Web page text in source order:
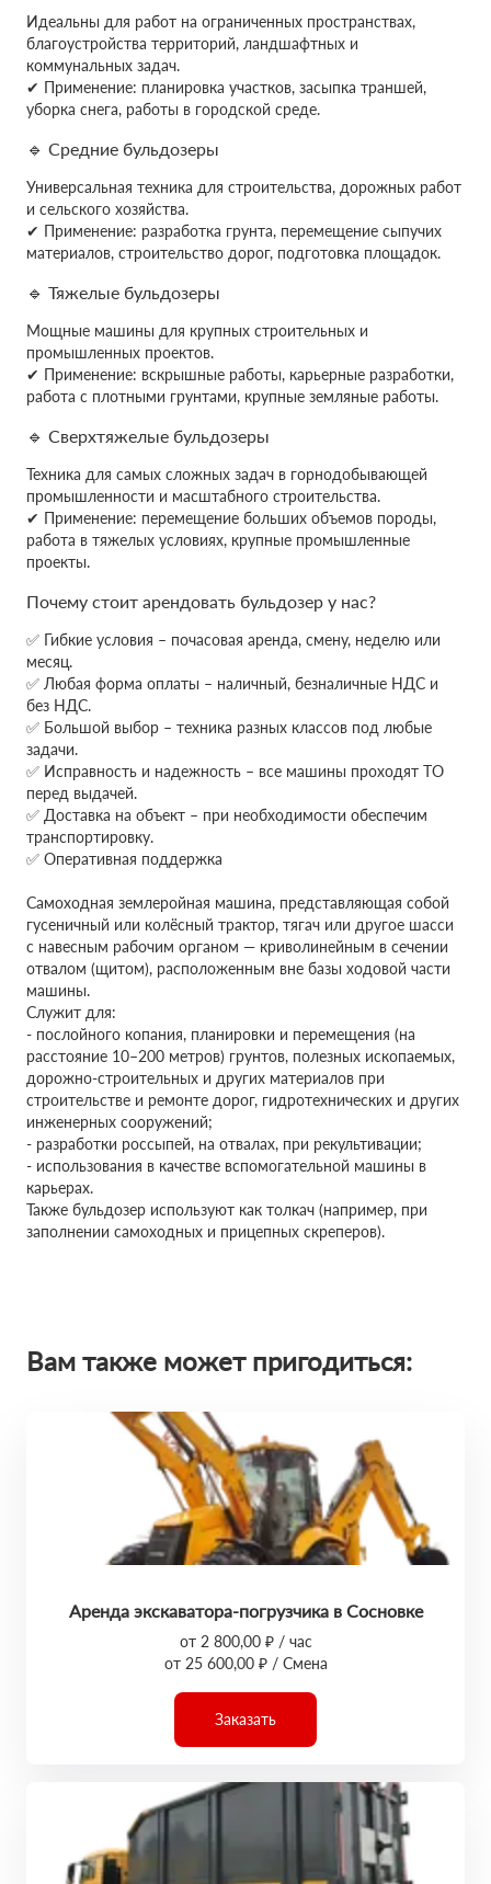
Идеальны для работ на ограниченных пространствах,
благоустройства территорий, ландшафтных и
коммунальных задач.
✔ Применение: планировка участков, засыпка траншей,
уборка снега, работы в городской среде.
🔹 Средние бульдозеры
Универсальная техника для строительства, дорожных работ
и сельского хозяйства.
✔ Применение: разработка грунта, перемещение сыпучих
материалов, строительство дорог, подготовка площадок.
🔹 Тяжелые бульдозеры
Мощные машины для крупных строительных и
промышленных проектов.
✔ Применение: вскрышные работы, карьерные разработки,
работа с плотными грунтами, крупные земляные работы.
🔹 Сверхтяжелые бульдозеры
Техника для самых сложных задач в горнодобывающей
промышленности и масштабного строительства.
✔ Применение: перемещение больших объемов породы,
работа в тяжелых условиях, крупные промышленные
проекты.
Почему стоит арендовать бульдозер у нас?
✅ Гибкие условия – почасовая аренда, смену, неделю или
месяц.
✅ Любая форма оплаты – наличный, безналичные НДС и
без НДС.
✅ Большой выбор – техника разных классов под любые
задачи.
✅ Исправность и надежность – все машины проходят ТО
перед выдачей.
✅ Доставка на объект – при необходимости обеспечим
транспортировку.
✅ Оперативная поддержка
Самоходная землеройная машина, представляющая собой
гусеничный или колёсный трактор, тягач или другое шасси
с навесным рабочим органом — криволинейным в сечении
отвалом (щитом), расположенным вне базы ходовой части
машины.
Служит для:
- послойного копания, планировки и перемещения (на
расстояние 10–200 метров) грунтов, полезных ископаемых,
дорожно-строительных и других материалов при
строительстве и ремонте дорог, гидротехнических и других
инженерных сооружений;
- разработки россыпей, на отвалах, при рекультивации;
- использования в качестве вспомогательной машины в
карьерах.
Также бульдозер используют как толкач (например, при
заполнении самоходных и прицепных скреперов).
Вам также может пригодиться:
Аренда экскаватора-погрузчика в Сосновке
от 2 800,00 ₽ / час
от 25 600,00 ₽ / Смена
Заказать